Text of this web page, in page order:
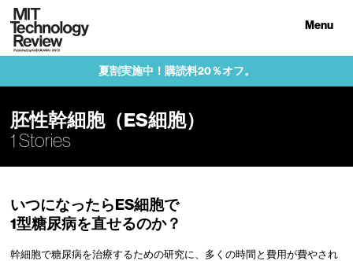
Menu
夏割実施中！購読料20％オフ。
胚性幹細胞（ES細胞）
1 Stories
いつになったらES細胞で
1型糖尿病を直せるのか？
幹細胞で糖尿病を治療するための研究に、多くの時間と費用が費やされ